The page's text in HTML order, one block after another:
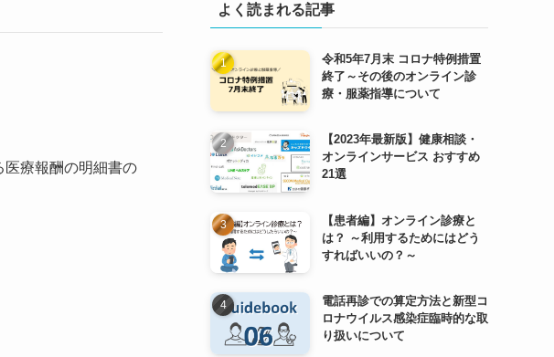
医療報酬の明細書の
よく読まれる記事
令和5年7月末 コロナ特例措置
終了～その後のオンライン診
療・服薬指導について
【2023年最新版】健康相談・
オンラインサービス おすすめ
21選
【患者編】オンライン診療と
は？ ～利用するためにはどう
すればいいの？～
電話再診での算定方法と新型コ
ロナウイルス感染症臨時的な取
り扱いについて